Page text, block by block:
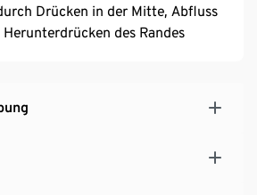
Drücken in der Mitte, Abfluss
des Randes